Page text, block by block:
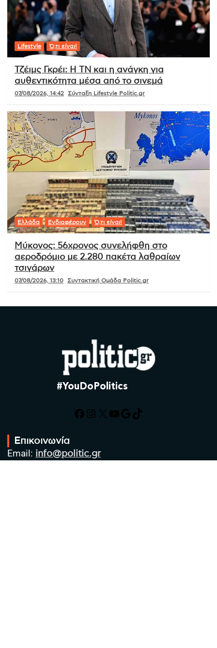
Lifestyle Ό,τι είναι!
Τζέιμς Γκρέι: Η ΤΝ και η ανάγκη για
αυθεντικότητα μέσα από το σινεμά
07/08/2026, 14:42 Σύνταξη Lifestyle Politic.gr
Ελλάδα Ενδιαφέρουν Ό,τι είναι!
Μύκονος: 56χρονος συνελήφθη στο
αεροδρόμιο με 2.280 πακέτα λαθραίων
τσιγάρων
07/08/2026, 13:10 Συντακτική Ομάδα Politic.gr
#YouDoPolitics
Facebook
Instagram
X YouTube
Google
TikTok
Επικοινωνία
Email: info@politic.gr